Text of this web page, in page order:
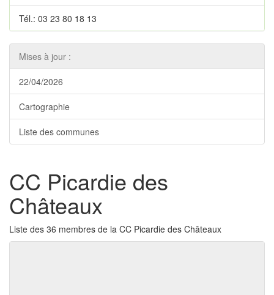
Tél.: 03 23 80 18 13
Mises à jour :
22/04/2026
Cartographie
Liste des communes
CC Picardie des
Châteaux
Liste des 36 membres de la CC Picardie des Châteaux